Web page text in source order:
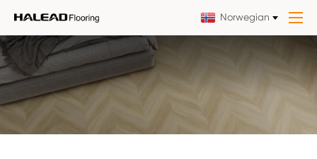
Norwegian